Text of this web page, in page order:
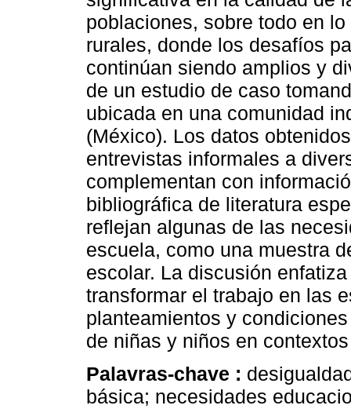
poblaciones, sobre todo en
rurales, donde los desafíos
continúan siendo amplios y
de un estudio de caso
ubicada en una comunidad
(México). Los datos
entrevistas informales a
complementan con
bibliográfica de literatura
reflejan algunas de las
escuela, como una muestra
escolar. La discusión
transformar el trabajo en las
planteamientos y
de niñas y niños en
Palavras-chave :
básica; necesidades